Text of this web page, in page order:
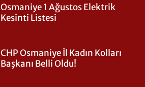
Osmaniye 1 Ağustos Elektrik
Kesinti Listesi
CHP Osmaniye İl Kadın Kolları
Başkanı Belli Oldu!